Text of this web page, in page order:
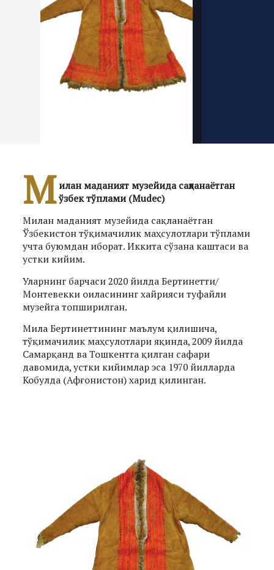
М илан маданият музейида сақланаётган
ўзбек тўплами (Mudec)
Милан маданият музейида сақланаётган
Ўзбекистон тўқимачилик маҳсулотлари тўплами
учта буюмдан иборат. Иккита сўзана каштаси ва
устки кийим.
Уларнинг барчаси 2020 йилда Бертинетти/
Монтевекки оиласининг хайрияси туфайли
музейга топширилган.
Мила Бертинеттининг маълум қилишича,
тўқимачилик маҳсулотлари яқинда, 2009 йилда
Самарқанд ва Тошкентга қилган сафари
давомида, устки кийимлар эса 1970 йилларда
Кобулда (Афғонистон) харид қилинган.